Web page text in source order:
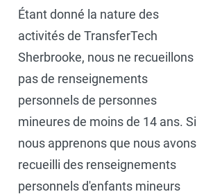
Étant donné la nature des
activités de TransferTech
Sherbrooke, nous ne recueillons
pas de renseignements
personnels de personnes
mineures de moins de 14 ans. Si
nous apprenons que nous avons
recueilli des renseignements
personnels d'enfants mineurs